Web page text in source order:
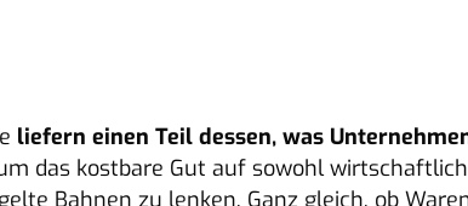
liefern einen Teil dessen, was
das kostbare Gut auf sowohl
Bahnen zu lenken. Ganz gleich, ob